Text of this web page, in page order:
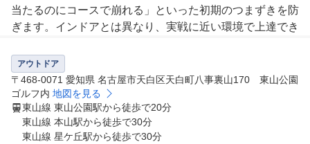
当たるのにコースで崩れる」といった初期のつまずきを防
ぎます。インドアとは異なり、実戦に近い環境で上達でき
形式は最大4名までの少人数制。一人ひとりの課題を把握
し、無駄打ちを減らす設計で進めます。レッスン日は月曜
・水曜・金曜の18:00〜22:00。仕事帰りにも通いやすい時
間帯です。
アウトドア
〒468-0071 愛知県 名古屋市天白区天白町八事裏山170 東山公園
ゴルフ内 地図を見る
東山線 東山公園駅から徒歩で20分
東山線 本山駅から徒歩で30分
東山線 星ケ丘駅から徒歩で30分